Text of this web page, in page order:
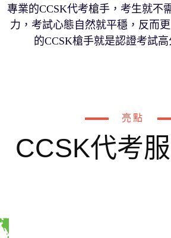
專業的CCSK代考槍手，考生就不
力，考試心態自然就平穩，反而
的CCSK槍手就是認證考試高
亮點
CCSK代考